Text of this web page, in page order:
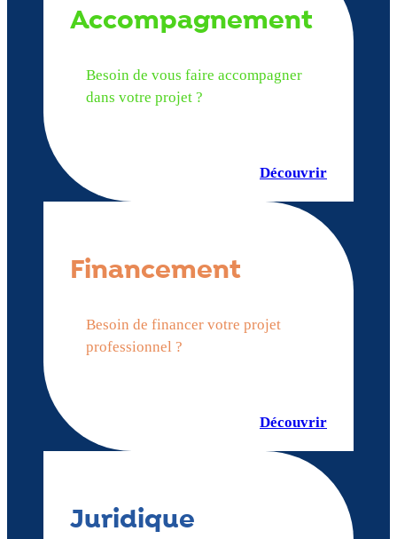
Accompagnement
Besoin de vous faire accompagner
dans votre projet ?
Découvrir
Financement
Besoin de financer votre projet
professionnel ?
Découvrir
Juridique